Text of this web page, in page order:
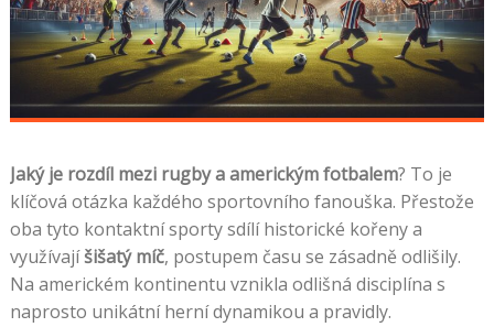
Jaký je rozdíl mezi rugby a americkým fotbalem? To je
klíčová otázka každého sportovního fanouška. Přestože
oba tyto kontaktní sporty sdílí historické kořeny a
využívajíšišatý míč, postupem času se zásadně odlišily.
Na americkém kontinentu vznikla odlišná disciplína s
naprosto unikátní herní dynamikou a pravidly.